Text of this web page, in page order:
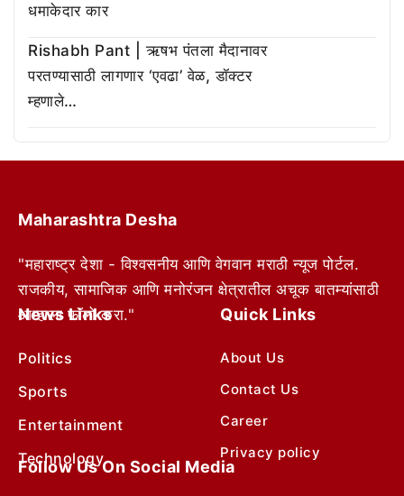
धमाकेदार कार
Rishabh Pant | ऋषभ पंतला मैदानावर
परतण्यासाठी लागणार ‘एवढा’ वेळ, डॉक्टर
म्हणाले…
Maharashtra Desha
"महाराष्ट्र देशा - विश्वसनीय आणि वेगवान मराठी न्यूज पोर्टल.
राजकीय, सामाजिक आणि मनोरंजन क्षेत्रातील अचूक बातम्यांसाठी
आम्हाला फॉलो करा."
News Links
Politics
Sports
Entertainment
Technology
Quick Links
About Us
Contact Us
Career
Privacy policy
Follow Us On Social Media